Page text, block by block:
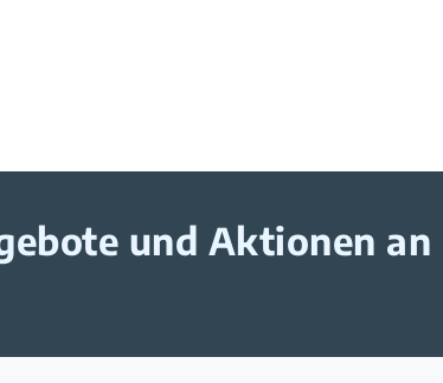
und Aktionen an